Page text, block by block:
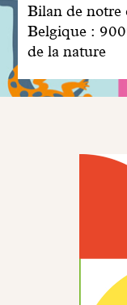
Bilan de notre
Belgique :
de la nature